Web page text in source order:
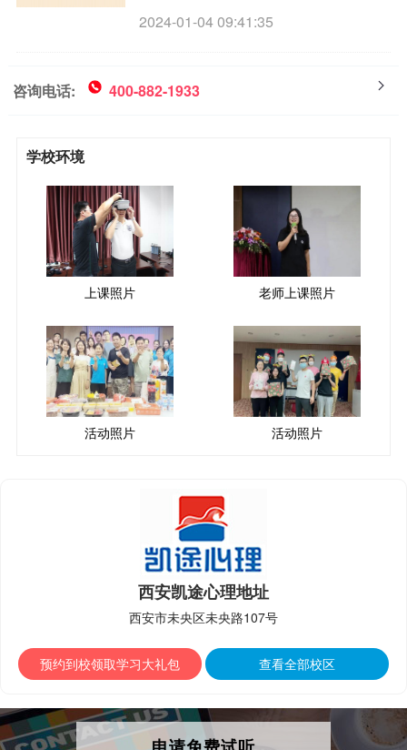
家心理咨询师培训机构比较好
2024-01-04 09:41:35
咨询电话: 400-882-1933
学校环境
上课照片 老师上课照片
活动照片 活动照片
西安凯途心理地址
西安市未央区未央路107号
预约到校领取学习大礼包 查看全部校区